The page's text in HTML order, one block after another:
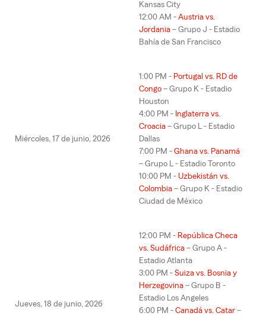
Kansas City
12:00 AM - Austria vs.
Jordania – Grupo J - Estadio
Bahía de San Francisco
Miércoles, 17 de junio, 2026
1:00 PM - Portugal vs. RD de
Congo – Grupo K - Estadio
Houston
4:00 PM - Inglaterra vs.
Croacia – Grupo L - Estadio
Dallas
7:00 PM - Ghana vs. Panamá
– Grupo L - Estadio Toronto
10:00 PM - Uzbekistán vs.
Colombia – Grupo K - Estadio
Ciudad de México
Jueves, 18 de junio, 2026
12:00 PM - República Checa
vs. Sudáfrica – Grupo A -
Estadio Atlanta
3:00 PM - Suiza vs. Bosnia y
Herzegovina – Grupo B -
Estadio Los Angeles
6:00 PM - Canadá vs. Catar –